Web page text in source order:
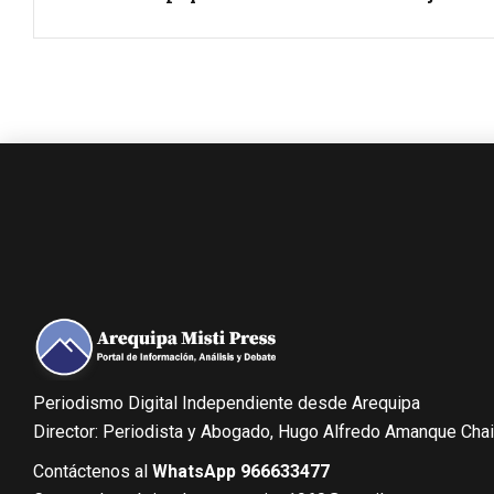
Periodismo Digital Independiente desde Arequipa
Director: Periodista y Abogado, Hugo Alfredo Amanque
Contáctenos al WhatsApp 966633477